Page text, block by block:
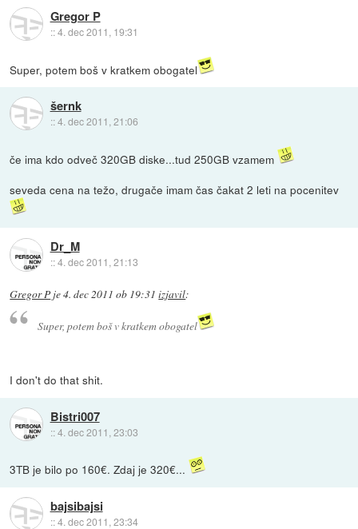
Gregor P
::4. dec 2011, 19:31
Super, potem boš v kratkem obogatel
šernk
::4. dec 2011, 21:06
če ima kdo odveč 320GB diske...tud 250GB vzamem
seveda cena na težo, drugače imam čas čakat 2 leti na pocenitev
Dr_M
::4. dec 2011, 21:13
Gregor P je4. dec 2011 ob 19:31 izjavil:
Super, potem boš v kratkem obogatel
I don't do that shit.
Bistri007
::4. dec 2011, 23:03
3TB je bilo po 160€. Zdaj je 320€...
bajsibajsi
::4. dec 2011, 23:34